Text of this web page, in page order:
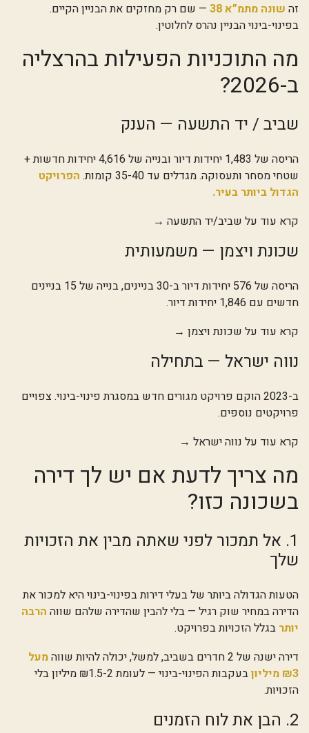
זה שונה מתמ”א 38
— שם רק מחזקים את הבניין הקיים.
בפינוי-בינוי הבניין נהרס לחלוטין.
מה התוכניות הפעילות בהרצליה
ב-2026?
שביב / יד התשעה — הענק
הריסה של 1,483 יחידות דיור ובנייה של 4,616 יחידות חדשות +
שטחי מסחר ותעסוקה. מגדלים עד 35-40 קומות.
הפרויקט
הגדול ביותר בעיר.
קרא עוד על שביב/יד התשעה →
שכונת ויצמן — משמעותית
הריסה של 576 יחידות דיור ב-30 בניינים, בנייה של 15 בניינים
חדשים עם 1,846 יחידות דיור.
קרא עוד על שכונת ויצמן →
נווה ישראל — בתחילה
ב-2023 הוקם פרויקט מגורים חדש במסגרת פינוי-בינוי. צפויים
פרויקטים נוספים.
קרא עוד על נווה ישראל →
מה צריך לדעת אם יש לך דירה
בשכונה כזו?
1. אל תמכור לפני שאתה מבין את הזכויות
שלך
הטעות הגדולה ביותר של בעלי דירות בפינוי-בינוי היא למכור את
הדירה במחיר שוק רגיל — בלי להבין שהדירה שלהם שווה הרבה
יותר בגלל הזכויות בפרויקט.
דירה ישנה של 2 חדרים בשביב, למשל, יכולה להיות שווה
מעל
₪3 מיליון
בעקבות הפינוי-בינוי — לעומת ₪1.5-2 מיליון בלי
הזכויות.
2. הבן את לוח הזמנים